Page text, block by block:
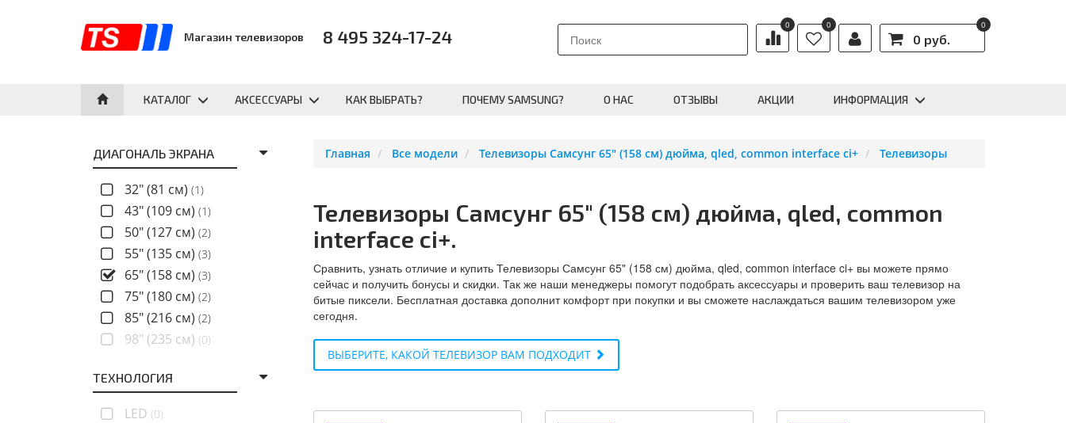
Магазин телевизоров 8 495 324-17-24
0 0
0 руб.
0
КАТАЛОГ АКСЕССУАРЫ КАК ВЫБРАТЬ? ПОЧЕМУ SAMSUNG? О НАС ОТЗЫВЫ АКЦИИ ИНФОРМАЦИЯ
ДИАГОНАЛЬ ЭКРАНА
32" (81 см) (1)
43" (109 см) (1)
50" (127 см) (2)
55" (135 см) (3)
65" (158 см) (3)
75" (180 см) (2)
85" (216 см) (2)
98" (235 см) (0)
ТЕХНОЛОГИЯ
LED (0)
Главная Все модели Телевизоры Самсунг 65" (158 см) дюйма, qled, common interface ci+ Телевизоры
Телевизоры Самсунг 65" (158 см) дюйма, qled, common
interface ci+.
Сравнить, узнать отличие и купить Телевизоры Самсунг 65" (158 см) дюйма, qled, common interface ci+ вы можете прямо
сейчас и получить бонусы и скидки. Так же наши менеджеры помогут подобрать аксессуары и проверить ваш телевизор на
битые пиксели. Бесплатная доставка дополнит комфорт при покупки и вы сможете наслаждаться вашим телевизором уже
сегодня.
ВЫБЕРИТЕ, КАКОЙ ТЕЛЕВИЗОР ВАМ ПОДХОДИТ